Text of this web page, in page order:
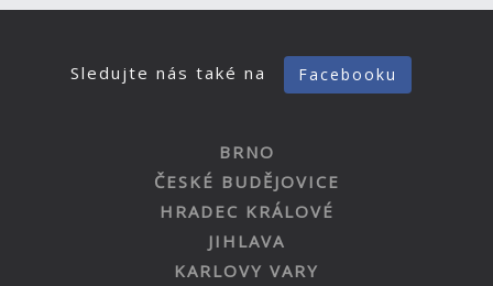
Sledujte nás také na Facebooku
BRNO
ČESKÉ BUDĚJOVICE
HRADEC KRÁLOVÉ
JIHLAVA
KARLOVY VARY